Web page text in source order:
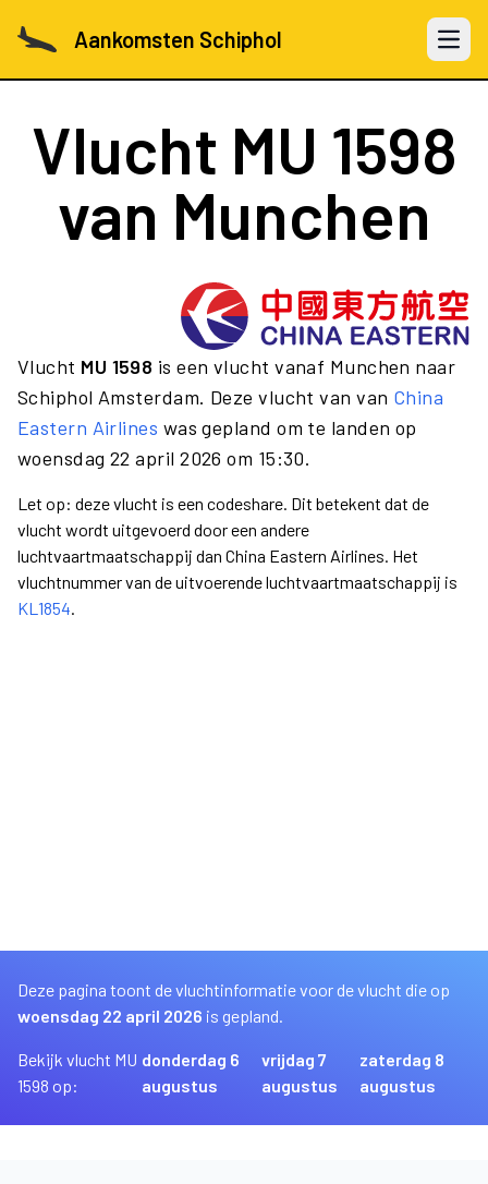
Aankomsten Schiphol Open
Vlucht MU 1598
van Munchen
Vlucht MU 1598 is een vlucht vanaf Munchen naar
Schiphol Amsterdam. Deze vlucht van van China
Eastern Airlines was gepland om te landen op
woensdag 22 april 2026 om 15:30.
Let op: deze vlucht is een codeshare. Dit betekent dat de
vlucht wordt uitgevoerd door een andere
luchtvaartmaatschappij dan China Eastern Airlines. Het
vluchtnummer van de uitvoerende luchtvaartmaatschappij is
KL1854.
Deze pagina toont de vluchtinformatie voor de vlucht die op
woensdag 22 april 2026 is gepland.
Bekijk vlucht MU
1598 op:
donderdag 6
augustus
vrijdag 7
augustus
zaterdag 8
augustus